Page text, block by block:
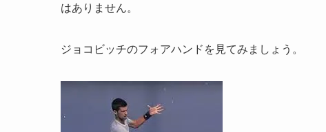
はありません。
ジョコビッチのフォアハンドを見てみましょう。